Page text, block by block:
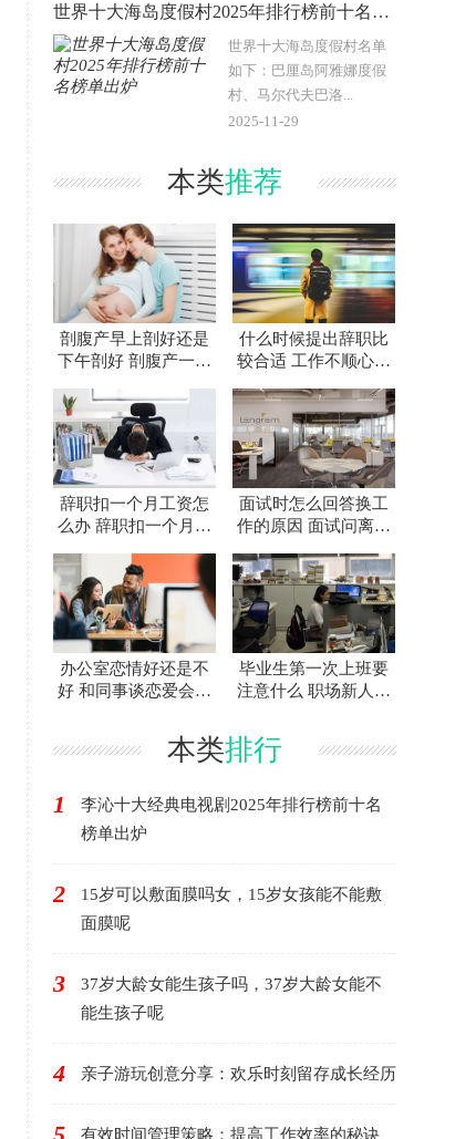
世界十大海岛度假村2025年排行榜前十名榜单出炉
世界十大海岛度假村名单
如下：巴厘岛阿雅娜度假
村、马尔代夫巴洛...
2025-11-29
本类推荐
剖腹产早上剖好还是
下午剖好 剖腹产一天
什么时候提出辞职比
较合适 工作不顺心要
辞职扣一个月工资怎
么办 辞职扣一个月工
面试时怎么回答换工
作的原因 面试问离职
办公室恋情好还是不
好 和同事谈恋爱会有
毕业生第一次上班要
注意什么 职场新人要
本类排行
1
李沁十大经典电视剧2025年排行榜前十名
榜单出炉
2
15岁可以敷面膜吗女，15岁女孩能不能敷
面膜呢
3
37岁大龄女能生孩子吗，37岁大龄女能不
能生孩子呢
4 亲子游玩创意分享：欢乐时刻留存成长经历
有效时间管理策略：提高工作效率的秘诀